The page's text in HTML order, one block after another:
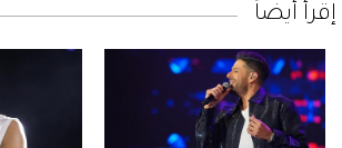
إقرأ أيضاً